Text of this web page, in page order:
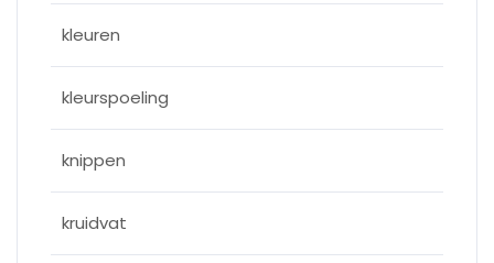
kleuren
kleurspoeling
knippen
kruidvat